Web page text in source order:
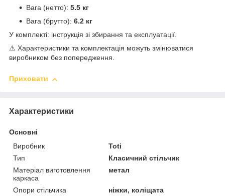
Вага (нетто): 5.5 кг
Вага (брутто): 6.2 кг
У комплекті: інструкція зі збирання та експлуатації.
⚠ Характеристики та комплектація можуть змінюватися
виробником без попередження.
Приховати
Характеристики
Основні
Виробник
Toti
Тип
Класичний стільчик
Матеріал виготовлення
каркаса
метал
Опори стільчика
ніжки, коліщата